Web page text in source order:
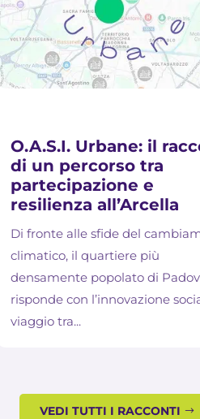
O.A.S.I. Urbane: il
di un percorso tra
partecipazione e
resilienza all’Arcella
Di fronte alle sfide del
climatico, il quartiere più
densamente popolato di
risponde con l’innovazione
viaggio tra...
VEDI TUTTI I RACCONTI